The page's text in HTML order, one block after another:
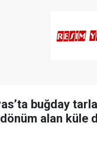
buğday
alan küle